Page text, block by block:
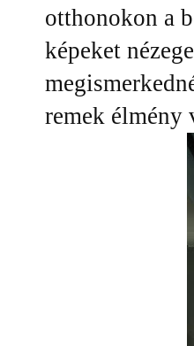
otthonokon a
képeket
remek